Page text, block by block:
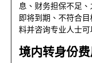
息、财务担保不足
即将到期、不符合
料并咨询专业人士可
境内转身份